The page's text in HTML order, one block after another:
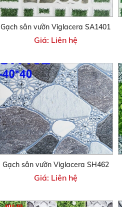
Gạch sân vườn Viglacera SA1401
Giá: Liên hệ
Gạch sân vườn Viglacera SH462
Giá: Liên hệ